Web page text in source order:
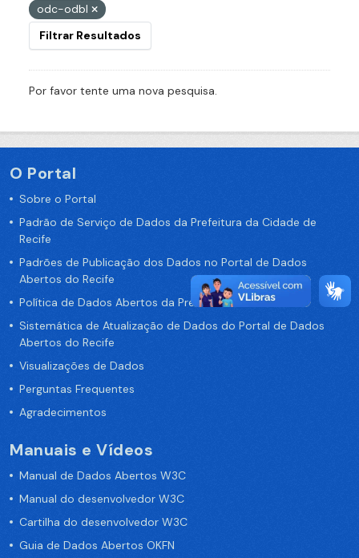
odc-odbl
Filtrar Resultados
Por favor tente uma nova pesquisa.
O Portal
Sobre o Portal
Padrão de Serviço de Dados da Prefeitura da Cidade de
Recife
Padrões de Publicação dos Dados no Portal de Dados
Abertos do Recife
Política de Dados Abertos da Prefeitura do Recife
Sistemática de Atualização de Dados do Portal de Dados
Abertos do Recife
Visualizações de Dados
Perguntas Frequentes
Agradecimentos
Manuais e Vídeos
Manual de Dados Abertos W3C
Manual do desenvolvedor W3C
Cartilha do desenvolvedor W3C
Guia de Dados Abertos OKFN